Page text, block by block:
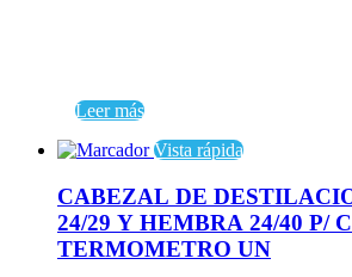
Leer más
Vista rápida
CABEZAL DE
24/29 Y HEMBRA 24/40 P/
TERMOMETRO UN